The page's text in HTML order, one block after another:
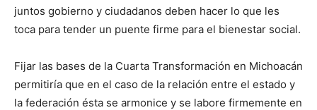
juntos gobierno y ciudadanos deben hacer lo que les
toca para tender un puente firme para el bienestar social.
Fijar las bases de la Cuarta Transformación en Michoacán
permitiría que en el caso de la relación entre el estado y
la federación ésta se armonice y se labore firmemente en